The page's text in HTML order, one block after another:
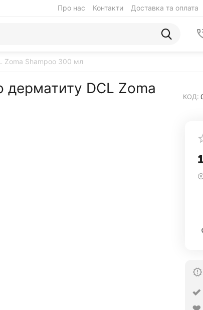
Про нас Контакти Доставка та оплата
Zoma Shampoo 300 мл
DCL Zoma
КОД: